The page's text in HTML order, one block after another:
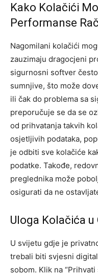
Kako Kolačići
Performanse
Nagomilani kolačići
zauzimaju dragocjeni
sigurnosni softver
sumnjive, što može
ili čak do problema sa
preporučuje se da se
od prihvatanja takvih
osjetljivih podataka,
je odbiti sve kolačiće
podatke. Takođe,
preglednika može
osigurati da ne
Uloga Kolačića
U svijetu gdje je
trebali biti svjesni
sobom. Klik na